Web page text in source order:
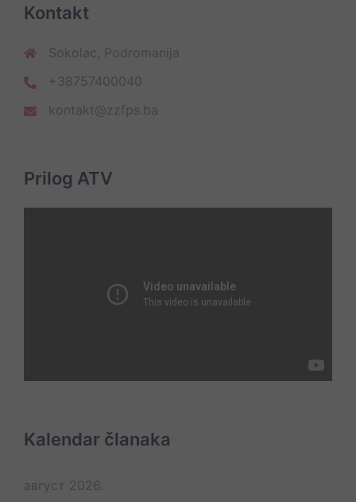
Kontakt
Sokolac, Podromanija
+38757400040
kontakt@zzfps.ba
Prilog ATV
Kalendar članaka
август 2026.